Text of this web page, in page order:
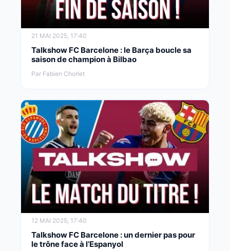
21 MAI 2025, 17:40
Talkshow FC Barcelone : le Barça boucle sa
saison de champion à Bilbao
Par Fabien Chorlet
12 MAI 2025, 17:40
Talkshow FC Barcelone : un dernier pas pour
le trône face à l’Espanyol